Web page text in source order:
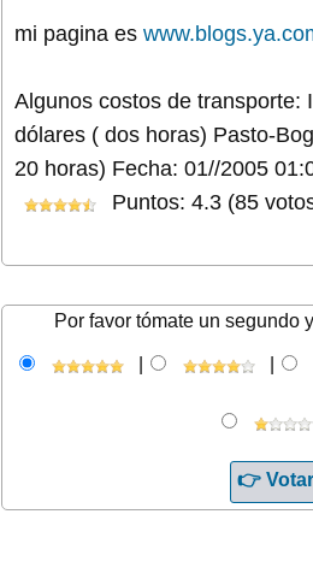
mi pagina es
Algunos costos de transporte:
dólares ( dos horas) Pasto-
20 horas) Fecha: 01//2005
Puntos: 4.3 (85
Por favor tómate un segundo